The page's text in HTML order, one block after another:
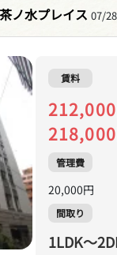
ノ水プレイス 07/28
賃料
管理費
20,000円
間取り
1LDK～